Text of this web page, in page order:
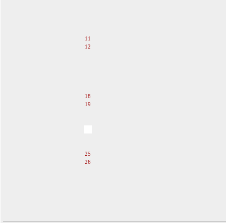
11
12
18
19
25
26